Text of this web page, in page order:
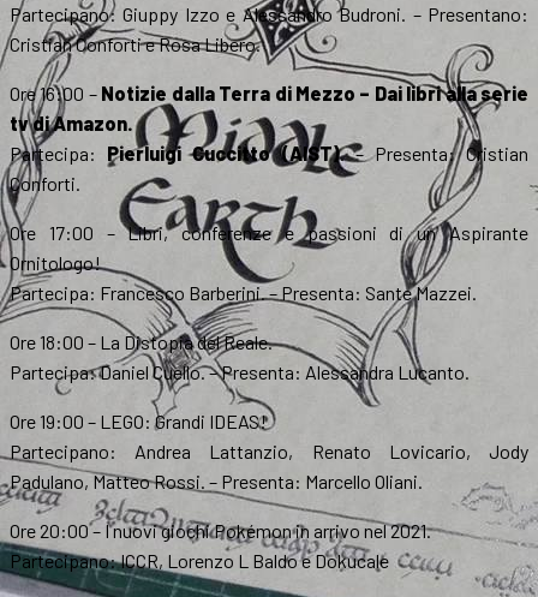
Partecipano: Giuppy Izzo e Alessandro Budroni. – Presentano:
Cristian Conforti e Rosa Libero.
Ore 16:00 – Notizie dalla Terra di Mezzo – Dai libri alla serie
tv di Amazon.
Partecipa: Pierluigi Cuccitto (AIST). – Presenta: Cristian
Conforti.
Ore 17:00 – Libri, conferenze e passioni di un Aspirante
Ornitologo!
Partecipa: Francesco Barberini. – Presenta: Sante Mazzei.
Ore 18:00 – La Distopia del Reale.
Partecipa: Daniel Cuello. – Presenta: Alessandra Lucanto.
Ore 19:00 – LEGO: Grandi IDEAS!
Partecipano: Andrea Lattanzio, Renato Lovicario, Jody
Padulano, Matteo Rossi. – Presenta: Marcello Oliani.
Ore 20:00 – I nuovi giochi Pokémon in arrivo nel 2021.
Partecipano: ICCR, Lorenzo L Baldo e Dokucale